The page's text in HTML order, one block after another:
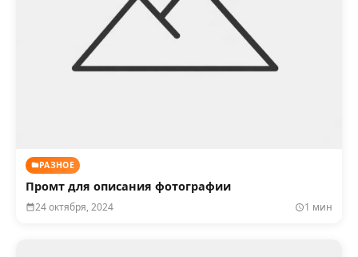
РАЗНОЕ
Промт для описания фотографии
24 октября, 2024 1 мин